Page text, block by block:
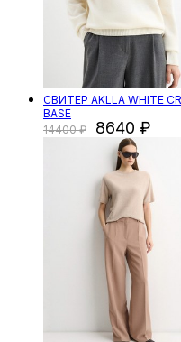
СВИТЕР AKLLA WHITE
BASE
14400
8640